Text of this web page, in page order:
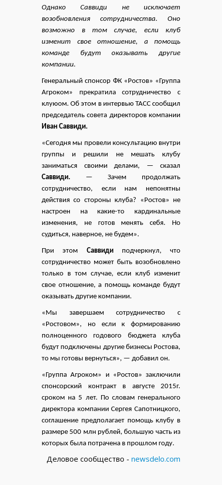
Однако Саввиди не исключает
возобновления сотрудничества. Оно
возможно в том случае, если клуб
изменит свое отношение, а помощь
команде будут оказывать другие
компании.
Генеральный спонсор ФК «Ростов» «Группа
Агроком» прекратила сотрудничество с
клуюом. Об этом в интервью ТАСС сообщил
председатель совета директоров компании
Иван Саввиди.
«Сегодня мы провели консультацию внутри
группы и решили не мешать клубу
заниматься своими делами, — сказал
Саввиди. — Зачем продолжать
сотрудничество, если нам непонятны
действия со стороны клуба? «Ростов» не
настроен на какие-то кардинальные
изменения, не готов менять себя. Но
судиться, наверное, не будем».
При этом Саввидиподчеркнул, что
сотрудничество может быть возобновлено
только в том случае, если клуб изменит
свое отношение, а помощь команде будут
оказывать другие компании.
«Мы завершаем сотрудничество с
«Ростовом», но если к формированию
полноценного годового бюджета клуба
будут подключены другие бизнесы Ростова,
то мы готовы вернуться», — добавил он.
«Группа Агроком» и «Ростов» заключили
спонсорский контракт в августе 2015г.
сроком на 5 лет. По словам генерального
директора компании Сергея Сапотницкого,
соглашение предполагает помощь клубу в
размере 500 млн рублей, большую часть из
которых была потрачена в прошлом году.
Деловое сообщество - newsdelo.com